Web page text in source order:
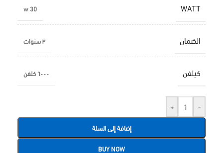
WATT
30 w
الضمان ٣ سنوات
كيلفن ٦٠٠٠ كلفن
-
+
إضافة إلى السلة
BUY NOW